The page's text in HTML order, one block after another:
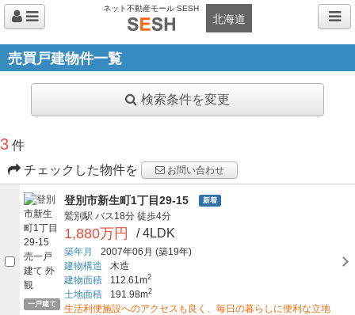
ネット不動産モール SESH
北海道
売買戸建物件一覧
検索条件を変更
3 件
チェックした物件を
お問い合わせ
一戸建て
登別市新生町1丁目29-15 新着
鷲別駅 バス18分 徒歩4分
1,880万円 / 4LDK
築年月 2007年06月 (築19年)
建物構造
木造
建物面積
112.61m2
土地面積 191.98m2
生活利便施設へのアクセスも良く、毎日の暮らしに便利な立地